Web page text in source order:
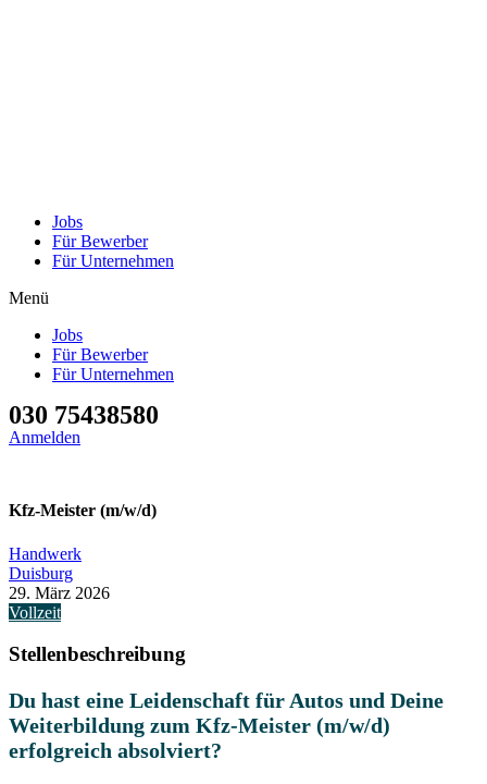
Jobs
Für Bewerber
Für Unternehmen
Menü
Jobs
Für Bewerber
Für Unternehmen
030 75438580
Anmelden
Kfz-Meister (m/w/d)
Handwerk
Duisburg
29. März 2026
Vollzeit
Stellenbeschreibung
Du hast eine Leidenschaft für Autos und Deine
Weiterbildung zum Kfz-Meister (m/w/d)
erfolgreich absolviert?